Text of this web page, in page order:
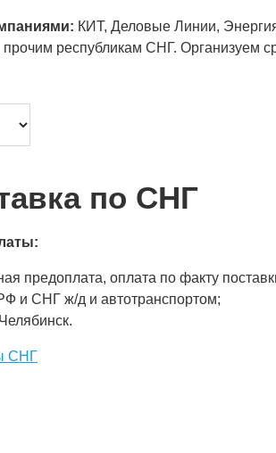
КИТ, Деловые Линии,
прочим республикам СНГ. Организуем
по СНГ
предоплата, оплата по факту
и СНГ ж/д и автотранспортом;
СНГ